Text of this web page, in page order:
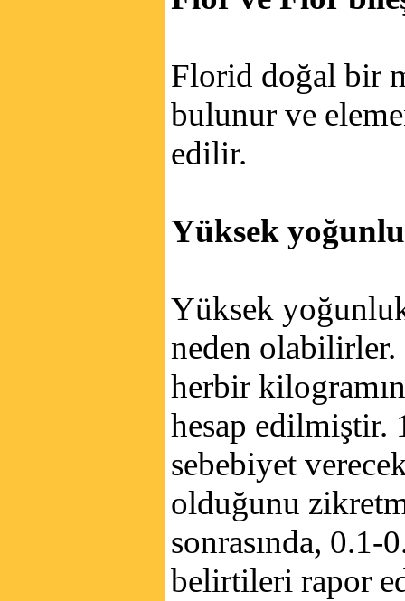
Florid doğal bir
bulunur ve
edilir.
Yüksek
Yüksek
neden olabilirler.
herbir
hesap edilmiştir.
sebebiyet
olduğunu
sonrasında,
belirtileri rapor